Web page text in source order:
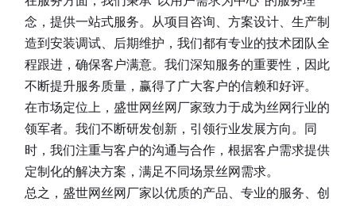
念，提供一站式服务。从项目咨询、方案设计、生产制
造到安装调试、后期维护，我们都有专业的技术团队全
程跟进，确保客户满意。我们深知服务的重要性，因此
不断提升服务质量，赢得了广大客户的信赖和好评。
在市场定位上， 盛世网丝网厂家致力于成为丝网行业的
领军者。我们不断研发创新，引领行业发展方向。同
时，我们注重与客户的沟通与合作，根据客户需求提供
定制化的解决方案，满足不同场景丝网需求。
总之， 盛世网丝网厂家以优质的产品、专业的服务、创